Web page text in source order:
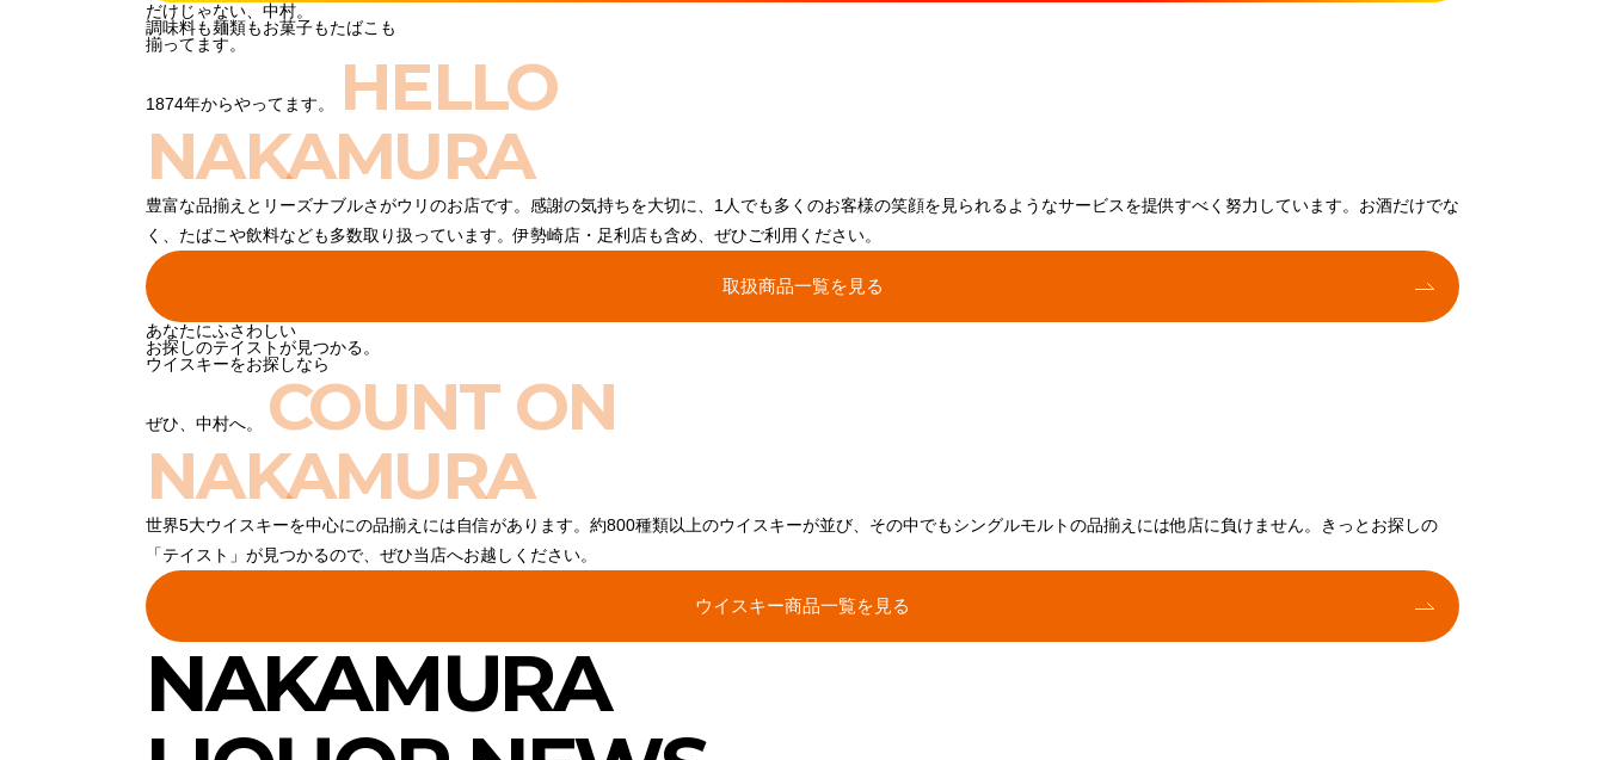
だけじゃない、中村。
調味料も麺類もお菓子もたばこも
揃ってます。
1874年からやってます。
HELLO
NAKAMURA
豊富な品揃えとリーズナブルさがウリのお店です。感謝の気持ちを大切に、1人でも多くのお客様の笑顔を見られるようなサービスを提供すべく努力しています。お酒だけでな
く、たばこや飲料なども多数取り扱っています。伊勢崎店・足利店も含め、ぜひご利用ください。
取扱商品一覧を見る
あなたにふさわしい
お探しのテイストが見つかる。
ウイスキーをお探しなら
ぜひ、中村へ。
COUNT ON
NAKAMURA
世界5大ウイスキーを中心にの品揃えには自信があります。約800種類以上のウイスキーが並び、その中でもシングルモルトの品揃えには他店に負けません。きっとお探しの
「テイスト」が見つかるので、ぜひ当店へお越しください。
ウイスキー商品一覧を見る
NAKAMURA